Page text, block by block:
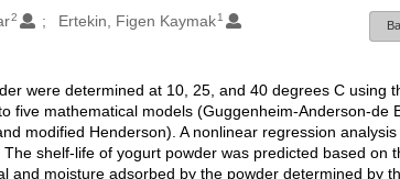
2 Ertekin, Figen Kaymak1
were determined at 10, 25, and 40 degrees C using
mathematical models (Guggenheim-Anderson-de
modified Henderson). A nonlinear regression
shelf-life of yogurt powder was predicted based on
and moisture adsorbed by the powder determined by